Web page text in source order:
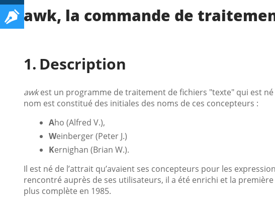
awk, la commande de
Description
awkest un programme de traitement de fichiers "texte" qui est né
nom est constitué des initiales des noms de ces concepteurs :
Aho (Alfred V.),
Weinberger (Peter J.)
Kernighan (Brian W.).
Il est né de l’attrait qu’avaient ses concepteurs pour les
rencontré auprès de ses utilisateurs, il a été enrichi et la
plus complète en 1985.